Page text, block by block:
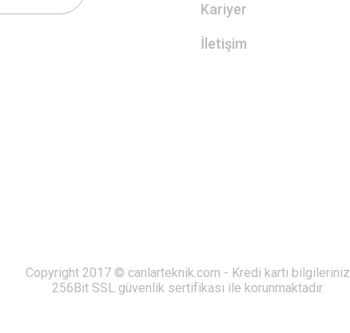
Kariyer
İletişim
Copyright 2017 © canlarteknik.com - Kredi kartı bilgileriniz
256Bit SSL güvenlik sertifikası ile korunmaktadır.